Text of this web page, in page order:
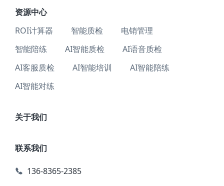
资源中心
ROI计算器
智能质检
电销管理
智能陪练
AI智能质检
AI语音质检
AI客服质检
AI智能培训
AI智能陪练
AI智能对练
关于我们
联系我们
136-8365-2385